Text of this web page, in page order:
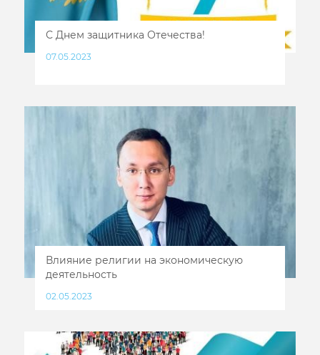
С Днем защитника Отечества!
07.05.2023
Влияние религии на экономическую
деятельность
02.05.2023